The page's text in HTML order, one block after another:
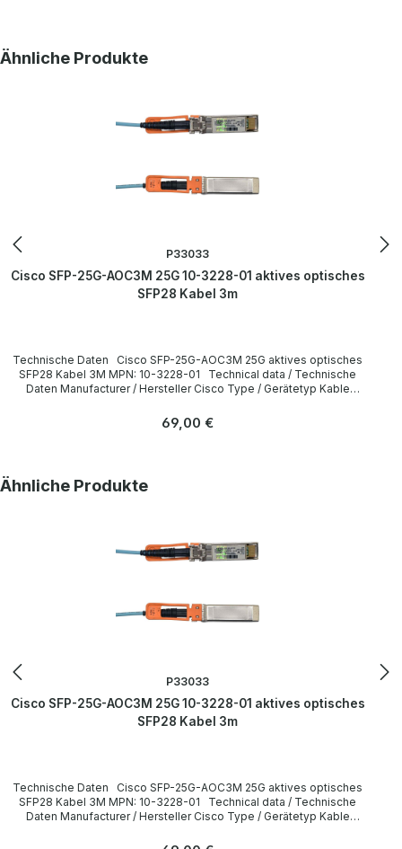
Produktgalerie überspringen
Ähnliche Produkte
P33033
Cisco SFP-25G-AOC3M 25G 10-3228-01 aktives optisches
SFP28 Kabel 3m
Technische Daten Cisco SFP-25G-AOC3M 25G aktives optisches
SFP28 Kabel 3M MPN: 10-3228-01 Technical data / Technische
Daten Manufacturer / Hersteller Cisco Type / Gerätetyp Kable
LieferumfangDelivery Contents / Lieferumfang 1 x Cisco SFP-25G-
Regulärer Preis:
69,00 €
Produktgalerie überspringen
Ähnliche Produkte
P33033
Cisco SFP-25G-AOC3M 25G 10-3228-01 aktives optisches
SFP28 Kabel 3m
Technische Daten Cisco SFP-25G-AOC3M 25G aktives optisches
SFP28 Kabel 3M MPN: 10-3228-01 Technical data / Technische
Daten Manufacturer / Hersteller Cisco Type / Gerätetyp Kable
LieferumfangDelivery Contents / Lieferumfang 1 x Cisco SFP-25G-